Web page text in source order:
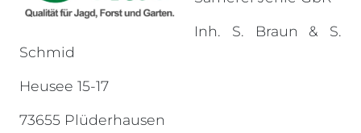
Inh. S. Braun & S.
Schmid
Heusee 15-17
73655 Plüderhausen